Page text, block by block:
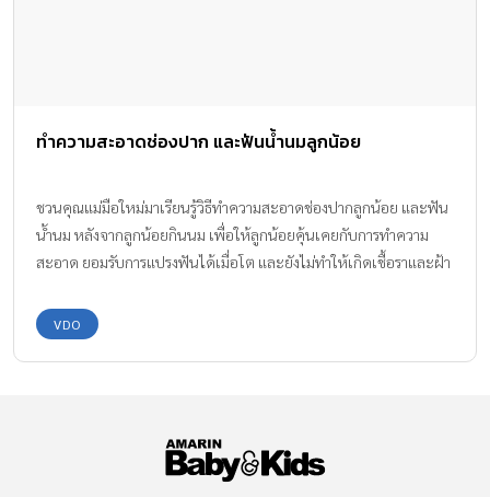
ทำความสะอาดช่องปาก และฟันน้ำนมลูกน้อย
ชวนคุณแม่มือใหม่มาเรียนรู้วิธีทำความสะอาดช่องปากลูกน้อย และฟัน
น้ำนม หลังจากลูกน้อยกินนม เพื่อให้ลูกน้อยคุ้นเคยกับการทำความ
สะอาด ยอมรับการแปรงฟันได้เมื่อโต และยังไม่ทำให้เกิดเชื้อราและฝ้า
VDO